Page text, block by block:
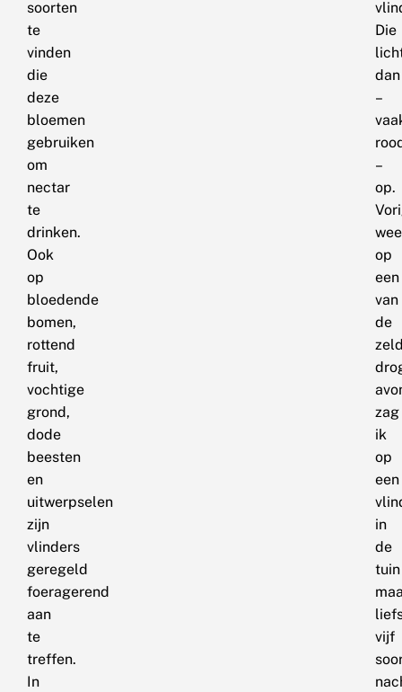
soorten
te
vinden
die
deze
bloemen
gebruiken
om
nectar
te
drinken.
Ook
op
bloedende
bomen,
rottend
fruit,
vochtige
grond,
dode
beesten
en
uitwerpselen
zijn
vlinders
geregeld
foeragerend
aan
te
treffen.
In
Die
dan
–
–
op.
op
een
van
de
zag
ik
op
een
in
de
tuin
vijf